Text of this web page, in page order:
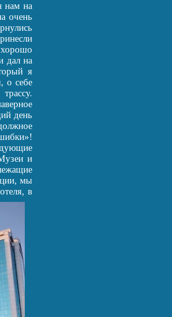
нам на
очень
дал на
я
о себе
день
и
мы
в